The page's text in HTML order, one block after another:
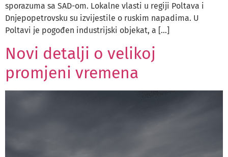
sporazuma sa SAD-om. Lokalne vlasti u regiji Poltava i
Dnjepopetrovsku su izvijestile o ruskim napadima. U
Poltavi je pogođen industrijski objekat, a […]
Novi detalji o velikoj
promjeni vremena